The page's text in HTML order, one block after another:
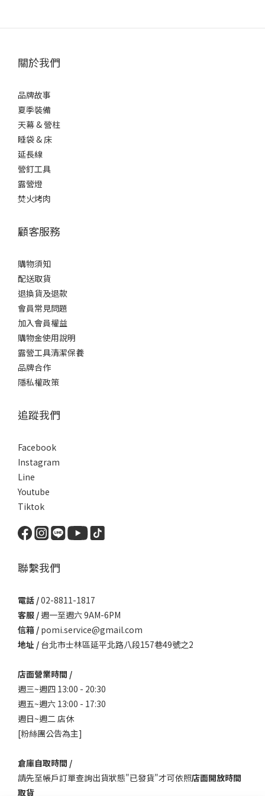
關於我們
品牌故事
夏季裝備
天幕 & 營柱
睡袋 & 床
延長線
營釘工具
露營燈
焚火烤肉
顧客服務
購物須知
配送取貨
退換貨及退款
會員常見問題
加入會員權益
購物金使用說明
露營工具清潔保養
品牌合作
隱私權政策
追蹤我們
Facebook
Instagram
Line
Youtube
Tiktok
聯繫我們
電話 /02-8811-1817
客服 /週一至週六 9AM-6PM
信箱 / pomi.service@gmail.com
地址 / 台北市士林區延平北路八段157巷49號之2
店面營業時間 /
週三~週四 13:00 - 20:30
週五~週六 13:00 - 17:30
週日~週二 店休
[粉絲團公告為主]
倉庫自取時間 /
請先至帳戶訂單查詢出貨狀態"已發貨"才可依照店面開放時間
取貨